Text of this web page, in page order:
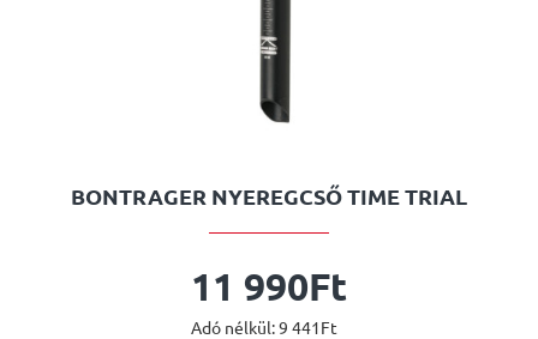
BONTRAGER NYEREGCSŐ TIME TRIAL
11 990Ft
Adó nélkül: 9 441Ft